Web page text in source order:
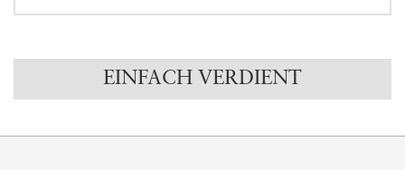
EINFACH VERDIENT